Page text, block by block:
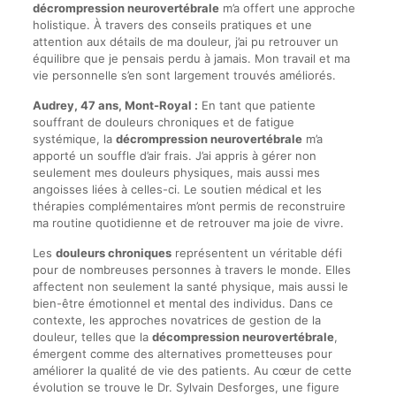
décrompression neurovertébralem’a offert une approche
holistique. À travers des conseils pratiques et une
attention aux détails de ma douleur, j’ai pu retrouver un
équilibre que je pensais perdu à jamais. Mon travail et ma
vie personnelle s’en sont largement trouvés améliorés.
Audrey, 47 ans, Mont-Royal : En tant que patiente
souffrant de douleurs chroniques et de fatigue
systémique, la décrompression neurovertébralem’a
apporté un souffle d’air frais. J’ai appris à gérer non
seulement mes douleurs physiques, mais aussi mes
angoisses liées à celles-ci. Le soutien médical et les
thérapies complémentaires m’ont permis de reconstruire
ma routine quotidienne et de retrouver ma joie de vivre.
Les douleurs chroniquesreprésentent un véritable défi
pour de nombreuses personnes à travers le monde. Elles
affectent non seulement la santé physique, mais aussi le
bien-être émotionnel et mental des individus. Dans ce
contexte, les approches novatrices de gestion de la
douleur, telles que la décompression neurovertébrale,
émergent comme des alternatives prometteuses pour
améliorer la qualité de vie des patients. Au cœur de cette
évolution se trouve le Dr. Sylvain Desforges, une figure